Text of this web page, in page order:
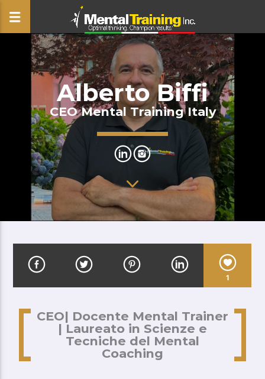
CLOSE
Alberto Biffi
CEO Mental Training Italy
1
CEO| Docente Mental Trainer
| Laureato in Scienze e
Tecniche del Mental
Coaching